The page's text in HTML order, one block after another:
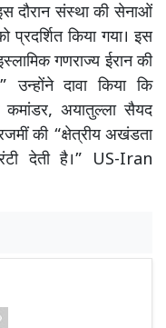
दौरान संस्था की सेनाओं
प्रदर्शित किया गया। इस
गणराज्य ईरान की
दावा किया कि
अयातुल्ला सैयद
की “क्षेत्रीय अखंडता
देती है।” US-Iran